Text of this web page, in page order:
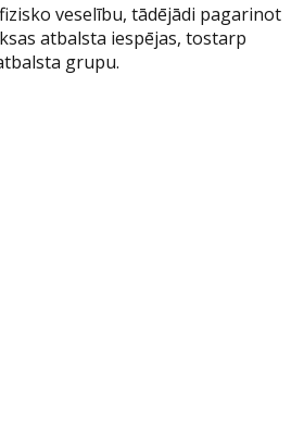
veselību, tādējādi pagarinot
atbalsta iespējas, tostarp
grupu.